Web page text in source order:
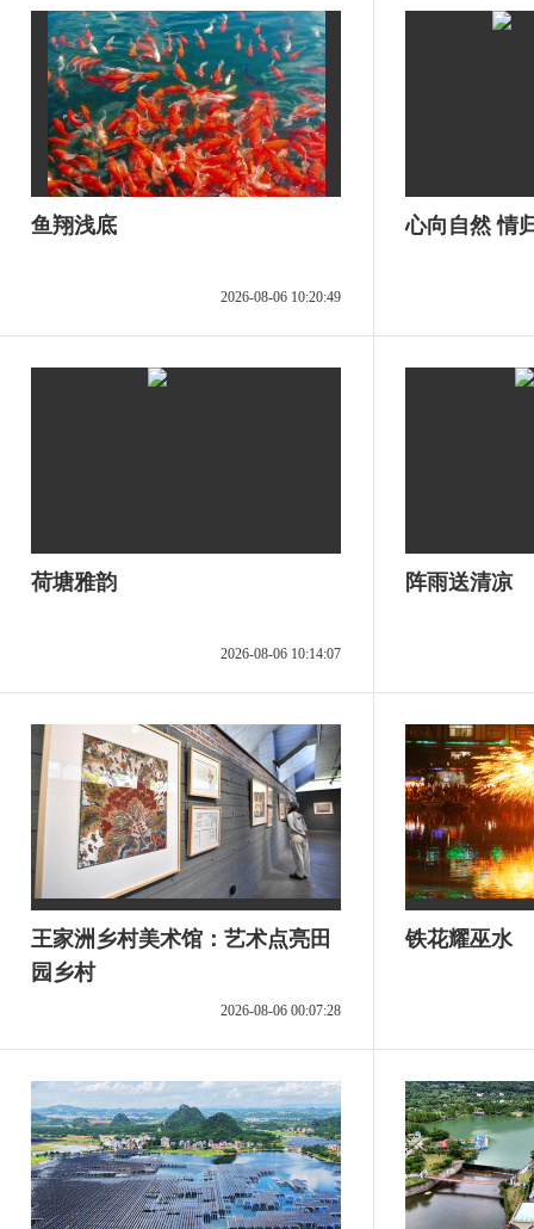
鱼翔浅底
2026-08-06 10:20:49
心向自然 情
荷塘雅韵
2026-08-06 10:14:07
阵雨送清凉
王家洲乡村美术馆：艺术点亮田
园乡村
2026-08-06 00:07:28
铁花耀巫水